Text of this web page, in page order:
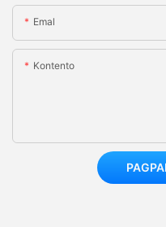
Emal
Kontento